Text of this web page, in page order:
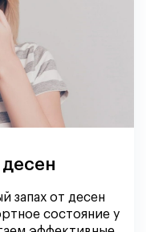
запах от десен
состояние у